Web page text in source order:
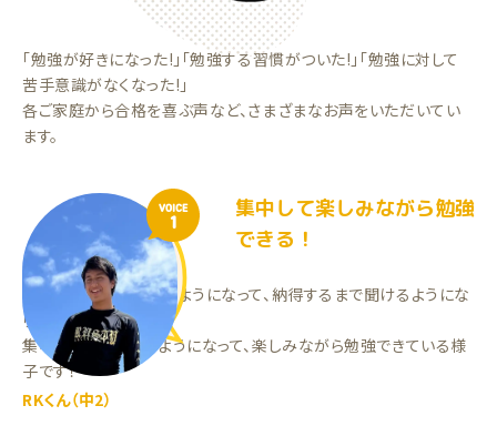
「勉強が好きになった!」「勉強する習慣がついた!」「勉強に対して
苦手意識がなくなった!」
各ご家庭から合格を喜ぶ声など、さまざまなお声をいただいてい
ます。
VOICE
1
集中して楽しみながら勉強
できる！
分からない事を聞けるようになって、納得するまで聞けるようにな
りました。
集中して学習できるようになって、楽しみながら勉強できている様
子です！
RKくん（中2）